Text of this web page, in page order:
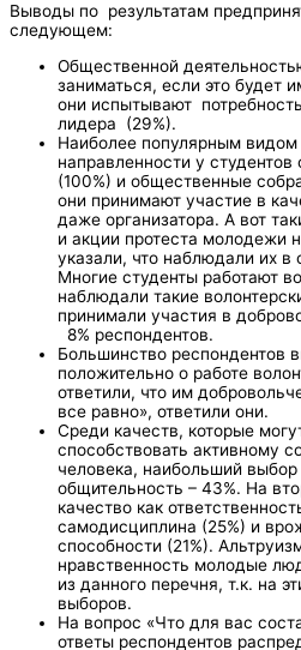
Выводы по результатам
следующем:
Общественной
заниматься, если это будет
они испытывают
лидера (29%).
Наиболее популярным
направленности у
(100%) и общественные
они принимают участие в
даже организатора. А вот
и акции протеста молодежи
указали, что наблюдали их
Многие студенты работают
наблюдали такие
принимали участия в
8% респондентов.
Большинство респондентов
положительно о работе
ответили, что им
все равно», ответили они.
Среди качеств, которые
способствовать активному
человека, наибольший
общительность – 43%. На
качество как
самодисциплина (25%) и
способности (21%).
нравственность молодые
из данного перечня, т.к. на
выборов.
На вопрос «Что для вас
ответы респондентов